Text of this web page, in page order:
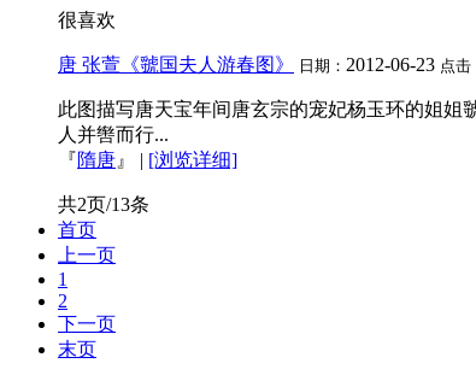
很喜欢
唐 张萱《虢国夫人游春图》 日期： 2012-06-23 点击
此图描写唐天宝年间唐玄宗的宠妃杨玉环的姐
人并辔而行...
『隋唐 』 | [浏览详细]
共2页/13条
首页
上一页
1
2
下一页
末页